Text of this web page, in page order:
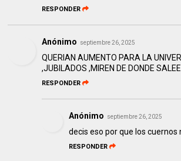
RESPONDER
Anónimo septiembre 26, 2025
QUERIAN AUMENTO PARA LA
,JUBILADOS ,MIREN DE DONDE
RESPONDER
Anónimo septiembre 26, 2025
decis eso por que los cuernos
RESPONDER